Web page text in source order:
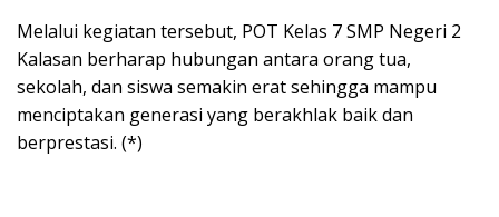
Melalui kegiatan tersebut, POT Kelas 7 SMP Negeri 2
Kalasan berharap hubungan antara orang tua,
sekolah, dan siswa semakin erat sehingga mampu
menciptakan generasi yang berakhlak baik dan
berprestasi. (*)